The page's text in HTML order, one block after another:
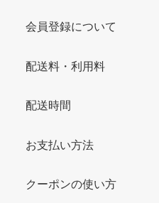
会員登録について
配送料・利用料
配送時間
お支払い方法
クーポンの使い方